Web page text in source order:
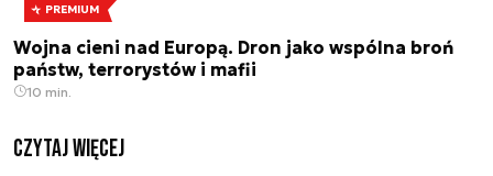
PREMIUM
Wojna cieni nad Europą. Dron jako wspólna broń
państw, terrorystów i mafii
10 min.
czytaj więcej